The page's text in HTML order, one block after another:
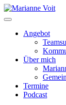
Skip
to
Angebot
Über mich
Termine
Podcast